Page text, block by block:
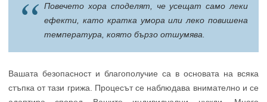
Повечето хора споделят, че усещат само леки
ефекти, като кратка умора или леко повишена
температура, която бързо отшумява.
Вашата безопасност и благополучие са в основата на всяка
стъпка от тази грижа. Процесът се наблюдава внимателно и се